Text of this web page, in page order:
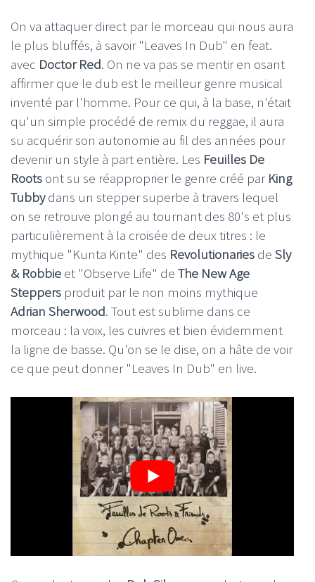
On va attaquer direct par le morceau qui nous aura
le plus bluffés, à savoir "Leaves In Dub" en feat.
avec Doctor Red. On ne va pas se mentir en osant
affirmer que le dub est le meilleur genre musical
inventé par l'homme. Pour ce qui, à la base, n'était
qu'un simple procédé de remix du reggae, il aura
su acquérir son autonomie au fil des années pour
devenir un style à part entière. Les Feuilles De
Roots ont su se réapproprier le genre créé par King
Tubbydans un stepper superbe à travers lequel
on se retrouve plongé au tournant des 80's et plus
particulièrement à la croisée de deux titres : le
mythique "Kunta Kinte" des Revolutionaries de Sly
& Robbie et "Observe Life" de The New Age
Steppers produit par le non moins mythique
Adrian Sherwood. Tout est sublime dans ce
morceau : la voix, les cuivres et bien évidemment
la ligne de basse. Qu'on se le dise, on a hâte de voir
ce que peut donner "Leaves In Dub" en live.